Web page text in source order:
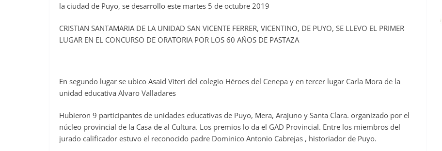
la ciudad de Puyo, se desarrollo este martes 5 de octubre 2019
CRISTIAN SANTAMARIA DE LA UNIDAD SAN VICENTE FERRER, VICENTINO, DE PUYO, SE LLEVO EL PRIMER
LUGAR EN EL CONCURSO DE ORATORIA POR LOS 60 AÑOS DE PASTAZA
En segundo lugar se ubico Asaid Viteri del colegio Héroes del Cenepa y en tercer lugar Carla Mora de la
unidad educativa Alvaro Valladares
Hubieron 9 participantes de unidades educativas de Puyo, Mera, Arajuno y Santa Clara. organizado por el
núcleo provincial de la Casa de al Cultura. Los premios lo da el GAD Provincial. Entre los miembros del
jurado calificador estuvo el reconocido padre Dominico Antonio Cabrejas , historiador de Puyo.